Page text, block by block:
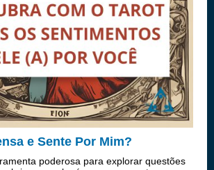
e Sente Por Mim?
poderosa para explorar questões